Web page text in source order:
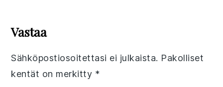
Interactions
Vastaa
Sähköpostiosoitettasi ei julkaista. Pakolliset
kentät on merkitty *